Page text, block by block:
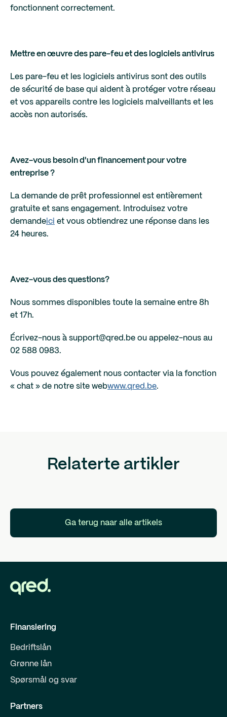
fonctionnent correctement.
Mettre en œuvre des pare-feu et des logiciels antivirus
Les pare-feu et les logiciels antivirus sont des outils
de sécurité de base qui aident à protéger votre réseau
et vos appareils contre les logiciels malveillants et les
accès non autorisés.
Avez-vous besoin d'un financement pour votre
entreprise ?
La demande de prêt professionnel est entièrement
gratuite et sans engagement. Introduisez votre
demandeici et vous obtiendrez une réponse dans les
24 heures.
Avez-vous des questions?
Nous sommes disponibles toute la semaine entre 8h
et 17h.
Écrivez-nous à support@qred.be ou appelez-nous au
02 588 0983.
Vous pouvez également nous contacter via la fonction
« chat » de notre site webwww.qred.be.
Relaterte artikler
Ga terug naar alle artikels
Finansiering
Bedriftslån
Grønne lån
Spørsmål og svar
Partners